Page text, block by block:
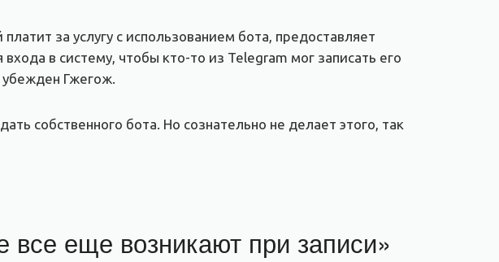
за услугу с использованием бота, предоставляет
в систему, чтобы кто-то из Telegram мог записать его
убежден Гжегож.
собственного бота. Но сознательно не делает этого, так
еще возникают при записи»